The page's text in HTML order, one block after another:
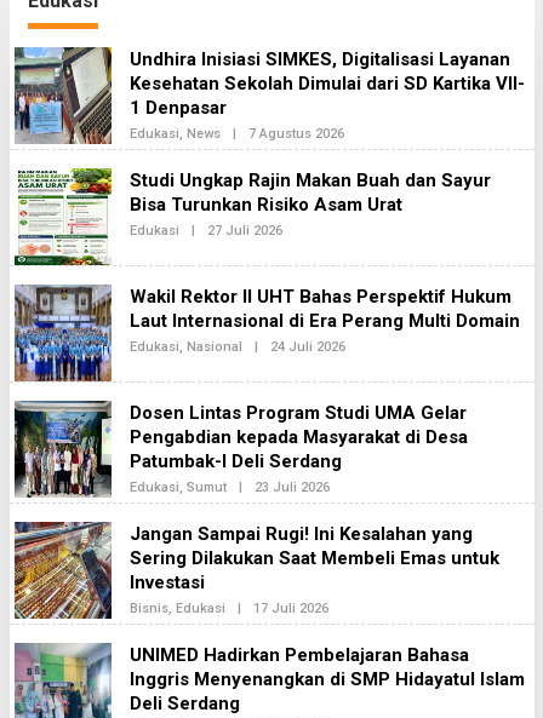
Undhira Inisiasi SIMKES, Digitalisasi Layanan
Kesehatan Sekolah Dimulai dari SD Kartika VII-
1 Denpasar
Edukasi, News | 7 Agustus 2026O
L
H
B
E
A
2
Studi Ungkap Rajin Makan Buah dan Sayur
Bisa Turunkan Risiko Asam Urat
Edukasi | 27 Juli 2026O
E
H
I
N
K
2
Wakil Rektor II UHT Bahas Perspektif Hukum
Laut Internasional di Era Perang Multi Domain
Edukasi, Nasional | 24 Juli 2026O
E
B
H
K
2
Dosen Lintas Program Studi UMA Gelar
Pengabdian kepada Masyarakat di Desa
Patumbak-I Deli Serdang
Edukasi, Sumut | 23 Juli 2026O
L
H
B
E
A
2
Jangan Sampai Rugi! Ini Kesalahan yang
Sering Dilakukan Saat Membeli Emas untuk
Investasi
Bisnis, Edukasi | 17 Juli 2026O
L
H
B
UNIMED Hadirkan Pembelajaran Bahasa
Inggris Menyenangkan di SMP Hidayatul Islam
Deli Serdang